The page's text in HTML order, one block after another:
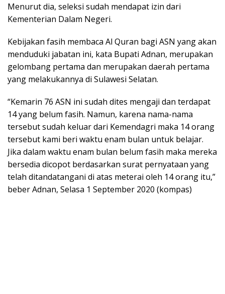
Menurut dia, seleksi sudah mendapat izin dari
Kementerian Dalam Negeri.
Kebijakan fasih membaca Al Quran bagi ASN yang akan
menduduki jabatan ini, kata Bupati Adnan, merupakan
gelombang pertama dan merupakan daerah pertama
yang melakukannya di Sulawesi Selatan.
“Kemarin 76 ASN ini sudah dites mengaji dan terdapat
14 yang belum fasih. Namun, karena nama-nama
tersebut sudah keluar dari Kemendagri maka 14 orang
tersebut kami beri waktu enam bulan untuk belajar.
Jika dalam waktu enam bulan belum fasih maka mereka
bersedia dicopot berdasarkan surat pernyataan yang
telah ditandatangani di atas meterai oleh 14 orang itu,”
beber Adnan, Selasa 1 September 2020 (kompas)